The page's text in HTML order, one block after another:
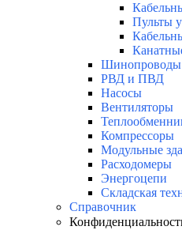
Пульты
Шинопроводы
РВД и ПВД
Насосы
Вентиляторы
Компрессоры
Модульные
Расходомеры
Энергоцепи
Складская
Справочник